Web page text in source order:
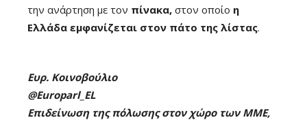
την ανάρτηση με τον πίνακα, στον οποίο η
Ελλάδα εμφανίζεται στον πάτο της λίστας.
Ευρ. Κοινοβούλιo
@Europarl_EL
Επιδείνωση της πόλωσης στον χώρο των ΜΜΕ,